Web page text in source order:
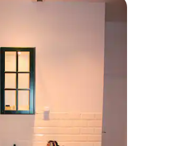
4,83 op 5, 69 recensies